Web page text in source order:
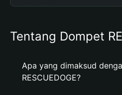
Tentang Dompet
Apa yang dimaksud
RESCUEDOGE?